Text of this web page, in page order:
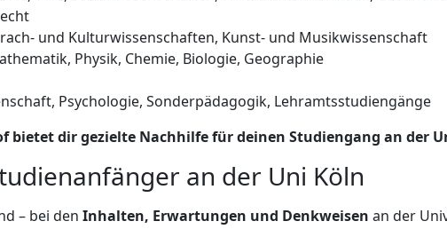
und Kulturwissenschaften, Kunst- und Musikwissenschaft
Physik, Chemie, Biologie, Geographie
Psychologie, Sonderpädagogik, Lehramtsstudiengänge
bietet dir gezielte Nachhilfe für deinen Studiengang an der
an der Uni Köln
– bei den Inhalten, Erwartungen und Denkweisen an der